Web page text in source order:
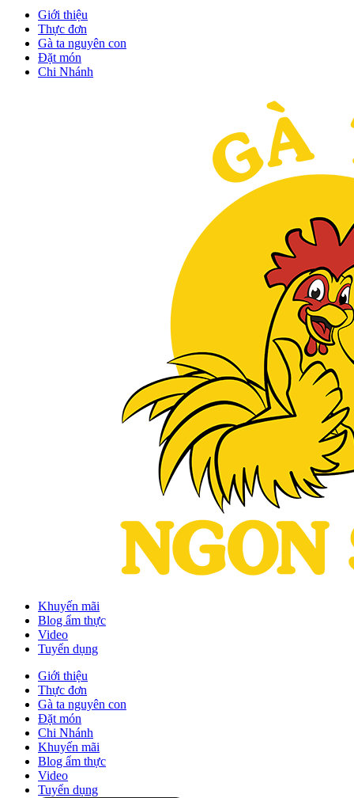
Giới thiệu
Thực đơn
Gà ta nguyên con
Đặt món
Chi Nhánh
Khuyến mãi
Blog ẩm thực
Video
Tuyển dụng
Giới thiệu
Thực đơn
Gà ta nguyên con
Đặt món
Chi Nhánh
Khuyến mãi
Blog ẩm thực
Video
Tuyển dụng